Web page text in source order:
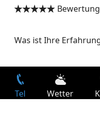


Was ist Ihre
Tel Wetter